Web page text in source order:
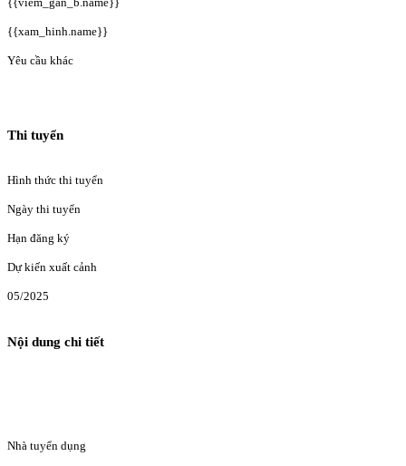
{{xam_hinh.name}}
Yêu cầu khác
Thi tuyển
Hình thức thi tuyển
Ngày thi tuyển
Hạn đăng ký
Dự kiến xuất cảnh
05/2025
Nội dung chi tiết
Nhà tuyển dụng